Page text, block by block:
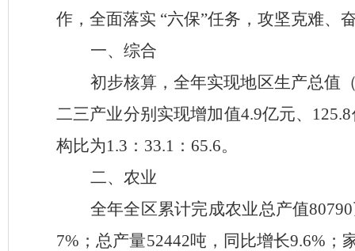
作，全面落实 “六保”任务，攻坚克难、
一、综合
初步核算，全年实现地区生产总值
二三产业分别实现增加值4.9亿元、 125.8
构比为1.3 ： 33.1 ： 65.6。
二、农业
全年全区累计完成农业总产值80790
7%；总产量52442吨，同比增长9.6%；